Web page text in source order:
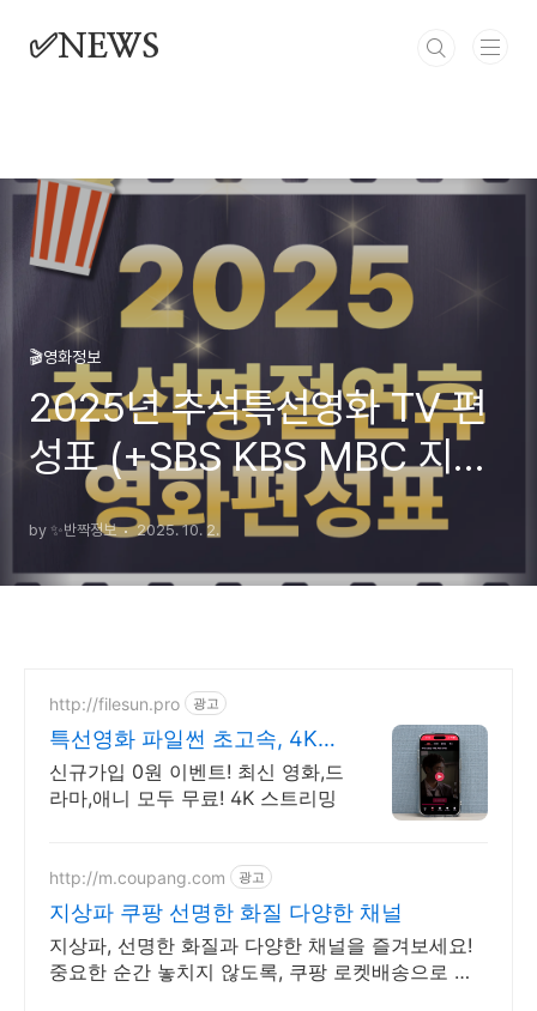
✅NEWS
🎬영화정보
2025년 추석특선영화 TV 편
성표 (+SBS KBS MBC 지상
파 케이블 방송)
by ✨반짝정보 2025. 10. 2.
http://filesun.pro 광고
특선영화 파일썬 초고속, 4K
실시간 보기!
신규가입 0원 이벤트! 최신 영화,드
라마,애니 모두 무료! 4K 스트리밍
http://m.coupang.com 광고
지상파 쿠팡 선명한 화질 다양한 채널
지상파, 선명한 화질과 다양한 채널을 즐겨보세요!
중요한 순간 놓치지 않도록, 쿠팡 로켓배송으로 빠